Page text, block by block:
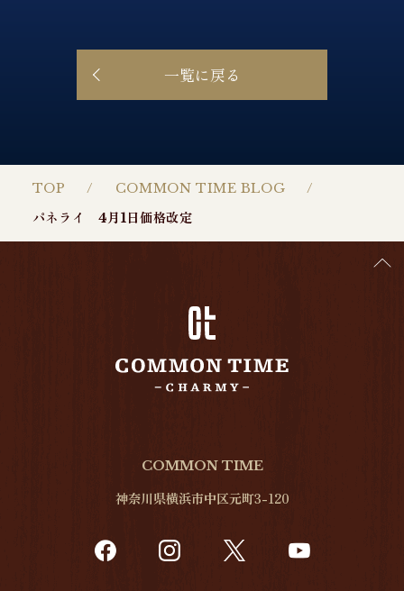
TOP
COMMON TIME BLOG
パネライ 4月1日価格改定
一覧に戻る
COMMON TIME
神奈川県横浜市中区元町3-120